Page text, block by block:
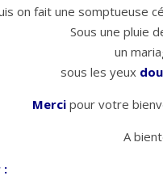
on fait une somptueuse
Sous une pluie
un
sous les yeux
Merci pour votre
A
: